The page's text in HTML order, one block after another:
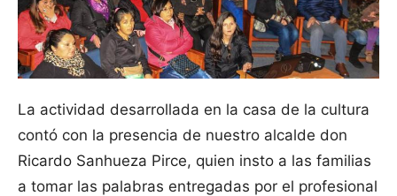
La actividad desarrollada en la casa de la cultura
contó con la presencia de nuestro alcalde don
Ricardo Sanhueza Pirce, quien insto a las familias
a tomar las palabras entregadas por el profesional